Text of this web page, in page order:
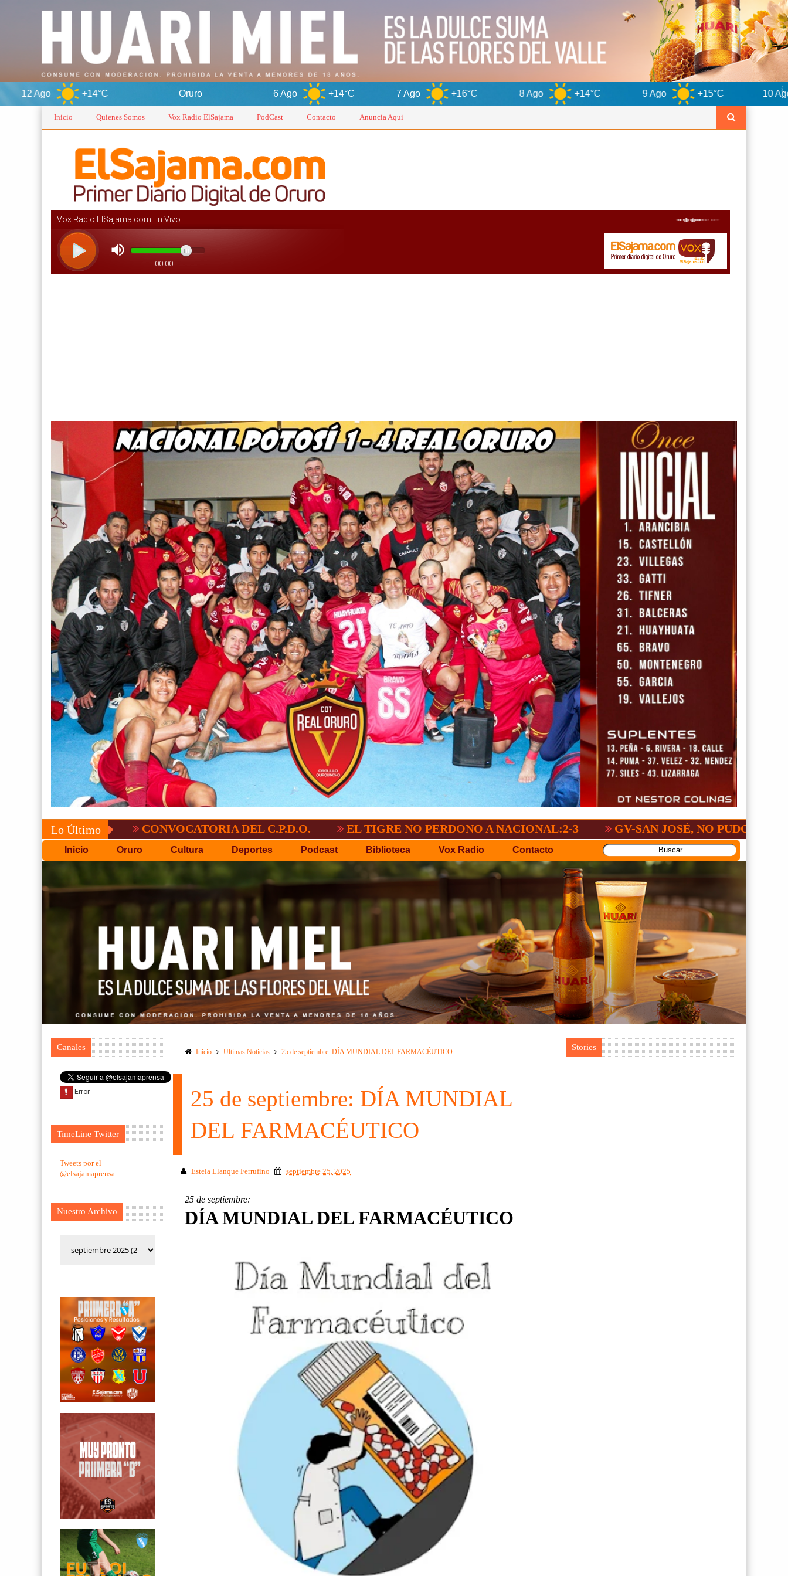
+14°C +14°C 7 Ago +16°C 8 Ago +14°C 9 Ago +15°C 10 Ago +14°C
Inicio Quienes Somos Vox Radio ElSajama PodCast Contacto Anuncia Aqui
Lo ÚltimoCONVOCATORIA DEL C.P.D.O. EL TIGRE NO PERDONO A NACIONAL:2-3 GV-SAN JOSÉ, NO PUDO CON SAN
Inicio Oruro Cultura Deportes Podcast Biblioteca Vox Radio Contacto
Canales
TimeLine Twitter
Tweets por el
@elsajamaprensa.
Nuestro Archivo
Inicio Ultimas Noticias 25 de septiembre: DÍA MUNDIAL DEL FARMACÉUTICO
25 de septiembre: DÍA MUNDIAL
DEL FARMACÉUTICO
Estela Llanque Ferrufino septiembre 25, 2025
25 de septiembre:
DÍA MUNDIAL DEL FARMACÉUTICO
Stories